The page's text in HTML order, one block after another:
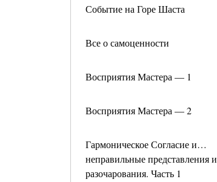
Событие на Горе Шаста
Все о самоценности
Восприятия Мастера — 1
Восприятия Мастера — 2
Гармоническое Согласие и…
неправильные представления и
разочарования. Часть 1